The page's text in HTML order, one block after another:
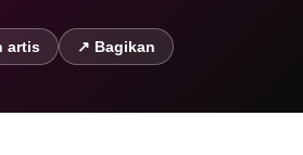
artis ↗ Bagikan